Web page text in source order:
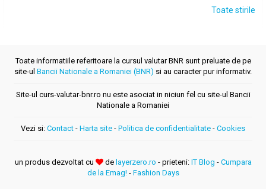
Toate stirile
Toate informatiile referitoare la cursul valutar BNR sunt preluate de pe
site-ul Bancii Nationale a Romaniei (BNR) si au caracter pur informativ.
Site-ul curs-valutar-bnr.ro nu este asociat in niciun fel cu site-ul Bancii
Nationale a Romaniei
Vezi si: Contact - Harta site - Politica de confidentialitate - Cookies
un produs dezvoltat cu de layerzero.ro - prieteni: IT Blog - Cumpara
de la Emag!- Fashion Days